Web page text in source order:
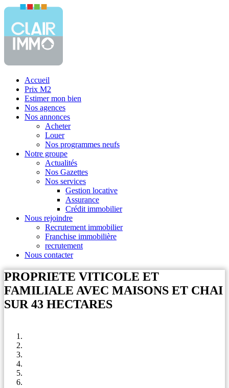
Accueil
Prix M2
Estimer mon bien
Nos agences
Nos annonces
Acheter
Louer
Nos programmes neufs
Notre groupe
Actualités
Nos Gazettes
Nos services
Gestion locative
Assurance
Crédit immobilier
Nous rejoindre
Recrutement immobilier
Franchise immobilière
recrutement
Nous contacter
PROPRIETE VITICOLE ET
FAMILIALE AVEC MAISONS ET CHAI
SUR 43 HECTARES